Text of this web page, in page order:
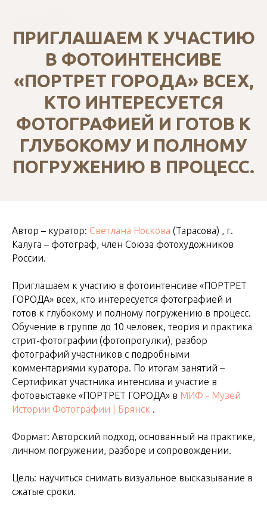
ПРИГЛАШАЕМ К УЧАСТИЮ
В ФОТОИНТЕНСИВЕ
«ПОРТРЕТ ГОРОДА» ВСЕХ,
КТО ИНТЕРЕСУЕТСЯ
ФОТОГРАФИЕЙ И ГОТОВ К
ГЛУБОКОМУ И ПОЛНОМУ
ПОГРУЖЕНИЮ В ПРОЦЕСС.
Автор – куратор: Светлана Носкова (Тарасова) , г.
Калуга – фотограф, член Союза фотохудожников
России.
Приглашаем к участию в фотоинтенсиве «ПОРТРЕТ
ГОРОДА» всех, кто интересуется фотографией и
готов к глубокому и полному погружению в процесс.
Обучение в группе до 10 человек, теория и практика
стрит-фотографии (фотопрогулки), разбор
фотографий участников с подробными
комментариями куратора. По итогам занятий –
Сертификат участника интенсива и участие в
фотовыставке «ПОРТРЕТ ГОРОДА» в МИФ - Музей
Истории Фотографии | Брянск .
Формат: Авторский подход, основанный на практике,
личном погружении, разборе и сопровождении.
Цель: научиться снимать визуальное высказывание в
сжатые сроки.